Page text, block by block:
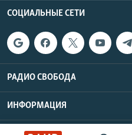
СОЦИАЛЬНЫЕ СЕТИ
РАДИО СВОБОДА
ИНФОРМАЦИЯ